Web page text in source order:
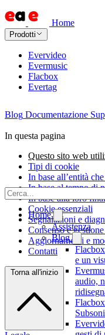
Home
Prodotti
Evervideo
Evermusic
Flacbox
Evertag
Blog Documentazione
Home
Assistenza
Blog
e un
audio,
In questa pagina
Questo sito web
Tipi di cookie
In base all’entità
In base al tempo di
In base alla loro
Cookie essenziali
Segnalazioni e
Consenso e
Aggiornamenti e
Contatti
Torna all'inizio